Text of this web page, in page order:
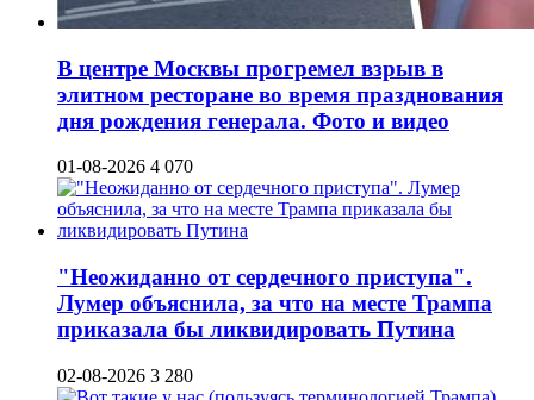
В центре Москвы прогремел взрыв в
элитном ресторане во время празднования
дня рождения генерала. Фото и видео
01-08-2026 4 070
"Неожиданно от сердечного приступа".
Лумер объяснила, за что на месте Трампа
приказала бы ликвидировать Путина
02-08-2026 3 280